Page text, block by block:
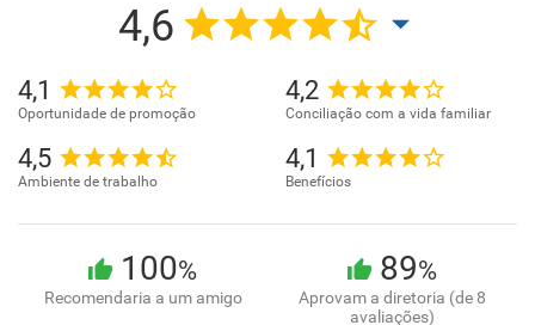
4,6
4,1
Oportunidade de promoção
4,2
Conciliação com a vida familiar
4,5
Ambiente de trabalho
4,1
Benefícios
100%
Recomendaria a um amigo
89%
Aprovam a diretoria (de 8
avaliações)